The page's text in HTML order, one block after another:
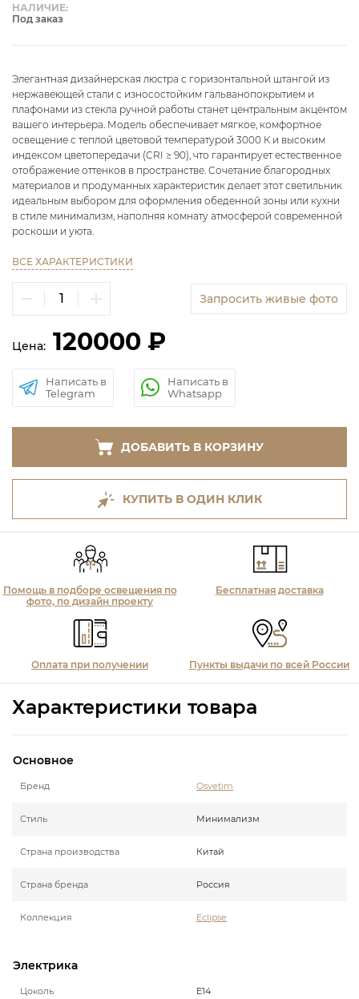
НАЛИЧИЕ:
Под заказ
Элегантная дизайнерская люстра с горизонтальной штангой из
нержавеющей стали с износостойким гальванопокрытием и
плафонами из стекла ручной работы станет центральным акцентом
вашего интерьера. Модель обеспечивает мягкое, комфортное
освещение с теплой цветовой температурой 3000 К и высоким
индексом цветопередачи (CRI ≥ 90), что гарантирует естественное
отображение оттенков в пространстве. Сочетание благородных
материалов и продуманных характеристик делает этот светильник
идеальным выбором для оформления обеденной зоны или кухни
в стиле минимализм, наполняя комнату атмосферой современной
роскоши и уюта.
ВСЕ ХАРАКТЕРИСТИКИ
Запросить живые фото
Цена: 120000 ₽
Написать в
Telegram
Написать в
Whatsapp
ДОБАВИТЬ В КОРЗИНУ
КУПИТЬ В ОДИН КЛИК
Помощь в подборе освещения по
фото, по дизайн проекту
Бесплатная доставка
Оплата при получении Пункты выдачи по всей России
Характеристики товара
Основное
Бренд Osvetim
Стиль Минимализм
Страна производства Китай
Страна бренда Россия
Коллекция Eclipse
Электрика
Цоколь E14